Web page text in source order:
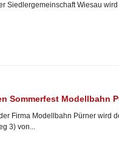
Siedlergemeinschaft Wiesau
Sommerfest Modellbahn
Firma Modellbahn Pürner wird
3) von...